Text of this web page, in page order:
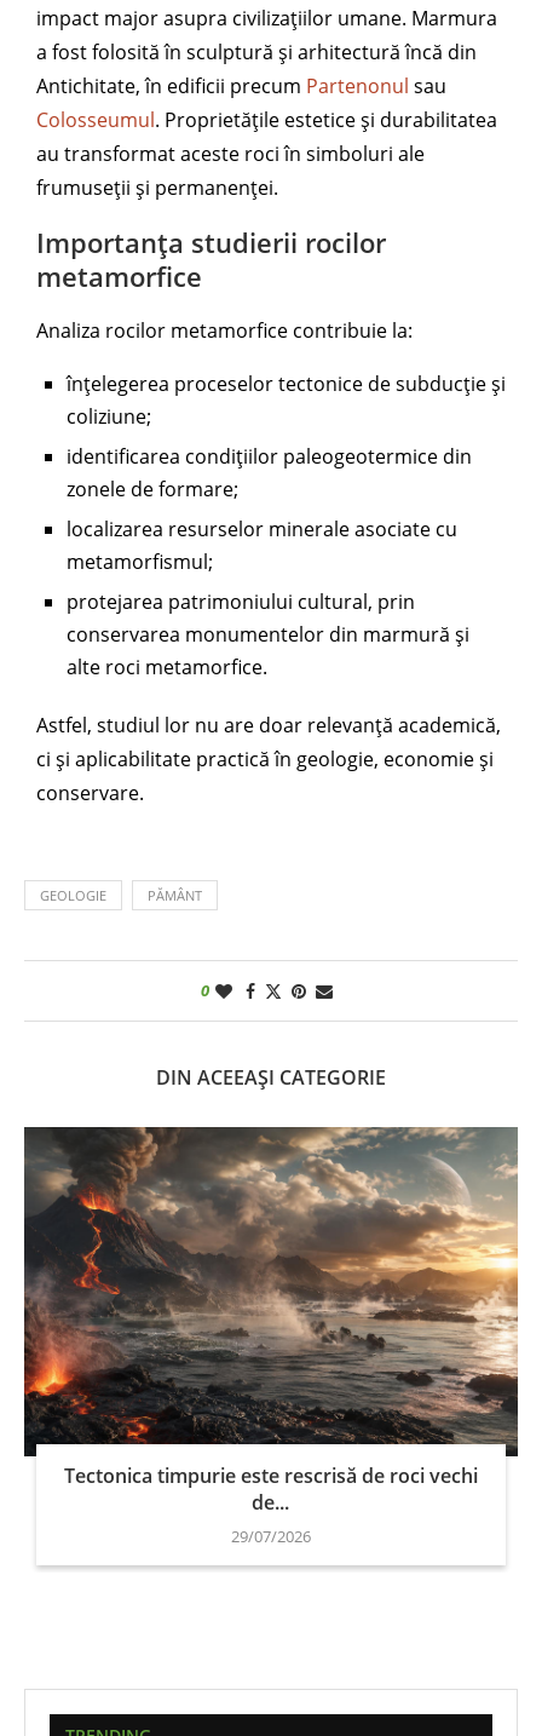
impact major asupra civilizațiilor umane. Marmura
a fost folosită în sculptură și arhitectură încă din
Antichitate, în edificii precum Partenonul sau
Colosseumul. Proprietățile estetice și durabilitatea
au transformat aceste roci în simboluri ale
frumuseții și permanenței.
Importanța studierii rocilor
metamorfice
Analiza rocilor metamorfice contribuie la:
înțelegerea proceselor tectonice de subducție și
coliziune;
identificarea condițiilor paleogeotermice din
zonele de formare;
localizarea resurselor minerale asociate cu
metamorfismul;
protejarea patrimoniului cultural, prin
conservarea monumentelor din marmură și
alte roci metamorfice.
Astfel, studiul lor nu are doar relevanță academică,
ci și aplicabilitate practică în geologie, economie și
conservare.
GEOLOGIE PĂMÂNT
0
DIN ACEEAȘI CATEGORIE
Tectonica timpurie este rescrisă de roci vechi
de...
29/07/2026